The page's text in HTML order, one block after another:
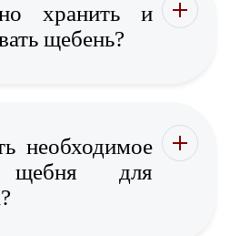
хранить и
щебень?
необходимое
щебня для